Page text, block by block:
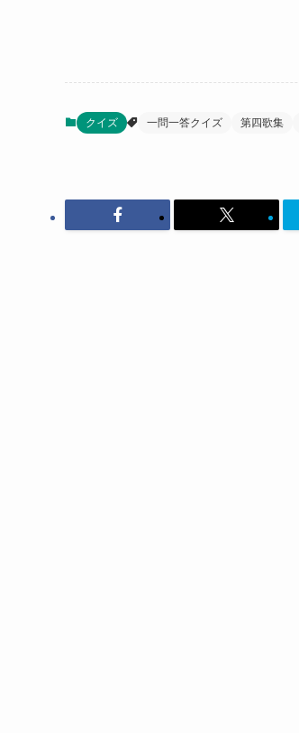
クイズ 一問一答クイズ 第四歌集